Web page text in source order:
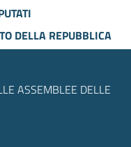
DELLA REPUBBLICA
ASSEMBLEE DELLE